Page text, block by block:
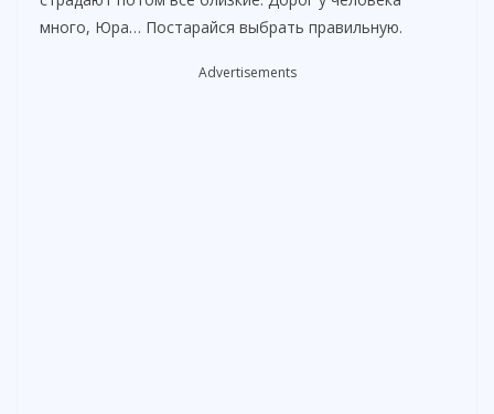
много, Юра… Постарайся выбрать правильную.
Advertisements